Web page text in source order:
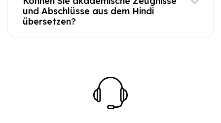
und Abschlüsse aus dem Hindi
übersetzen?